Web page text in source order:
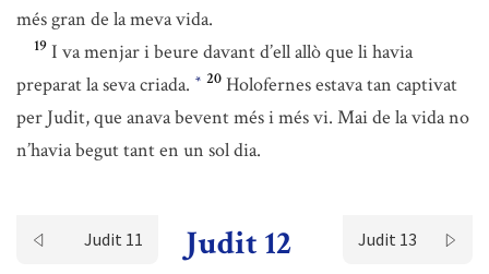
més gran de la meva vida.
19 I va menjar i beure davant d’ell allò que li havia
preparat la seva criada. * 20 Holofernes estava tan captivat
per Judit, que anava bevent més i més vi. Mai de la vida no
n’havia begut tant en un sol dia.
Judit 11 Judit 12 Judit 13